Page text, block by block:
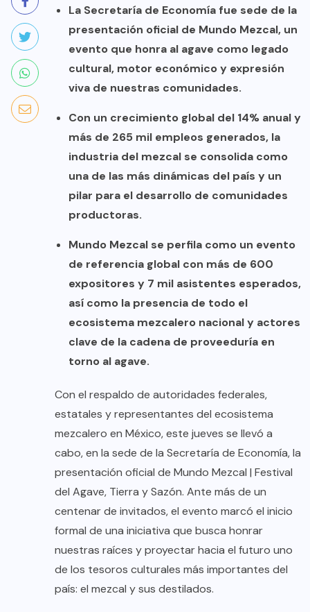
La Secretaría de Economía fue sede de la
presentación oficial de Mundo Mezcal, un
evento que honra al agave como legado
cultural, motor económico y expresión
viva de nuestras comunidades.
Con un crecimiento global del 14% anual y
más de 265 mil empleos generados, la
industria del mezcal se consolida como
una de las más dinámicas del país y un
pilar para el desarrollo de comunidades
productoras.
Mundo Mezcal se perfila como un evento
de referencia global con más de 600
expositores y 7 mil asistentes esperados,
así como la presencia de todo el
ecosistema mezcalero nacional y actores
clave de la cadena de proveeduría en
torno al agave.
Con el respaldo de autoridades federales,
estatales y representantes del ecosistema
mezcalero en México, este jueves se llevó a
cabo, en la sede de la Secretaría de Economía, la
presentación oficial de Mundo Mezcal | Festival
del Agave, Tierra y Sazón. Ante más de un
centenar de invitados, el evento marcó el inicio
formal de una iniciativa que busca honrar
nuestras raíces y proyectar hacia el futuro uno
de los tesoros culturales más importantes del
país: el mezcal y sus destilados.